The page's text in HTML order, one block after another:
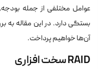
عوامل مختلفی از جمله
بستگی دارد. در این مقاله به
آن‌ها خواهیم پرداخت.
RAID سخت افزاری